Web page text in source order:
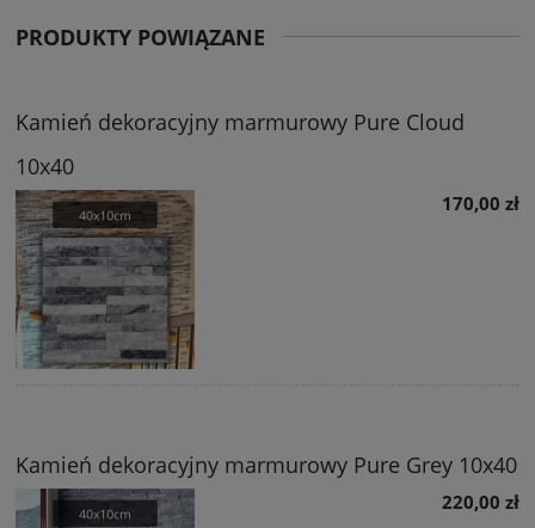
PRODUKTY POWIĄZANE
Kamień dekoracyjny marmurowy Pure Cloud
10x40
170,00 zł
Kamień dekoracyjny marmurowy Pure Grey 10x40
220,00 zł